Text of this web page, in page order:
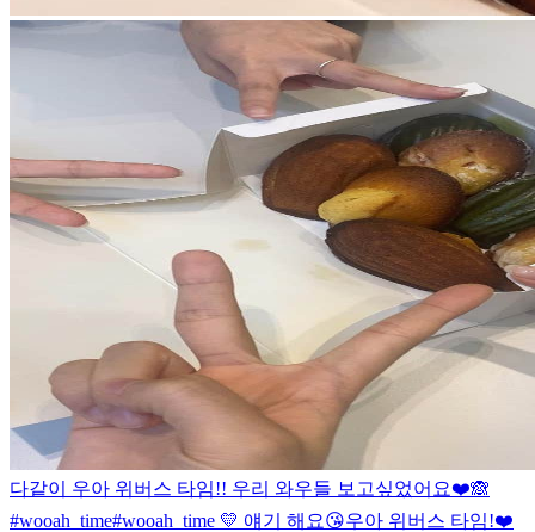
다같이 우아 위버스 타임!! 우리 와우들 보고싶었어요❤️🙈
#wooah_time#wooah_time 💛 얘기 해요😘우아 위버스 타임!❤️